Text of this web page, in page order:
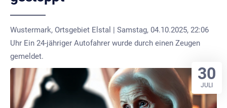
Wustermark, Ortsgebiet Elstal | Samstag, 04.10.2025, 22:06
Uhr Ein 24-jähriger Autofahrer wurde durch einen Zeugen
gemeldet.
30
JULI